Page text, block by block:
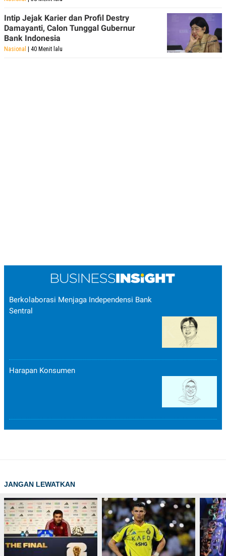
Intip Jejak Karier dan Profil Destry
Damayanti, Calon Tunggal Gubernur
Bank Indonesia
Nasional | 40 Menit lalu
Berkolaborasi Menjaga Independensi Bank
Sentral
Harapan Konsumen
JANGAN LEWATKAN